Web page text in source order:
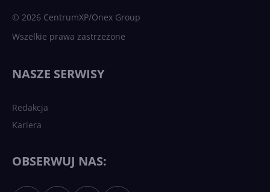
© 2026 CentrumXP/Onex Group
Wszelkie prawa zastrzeżone
NASZE SERWISY
Redakcja
Kariera
OBSERWUJ NAS: